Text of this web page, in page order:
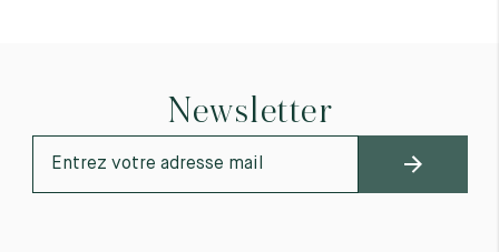
Newsletter